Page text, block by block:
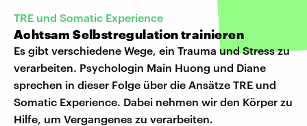
TRE und Somatic Experience
Achtsam Selbstregulation trainieren
Es gibt verschiedene Wege, ein Trauma und Stress zu
verarbeiten. Psychologin Main Huong und Diane
sprechen in dieser Folge über die Ansätze TRE und
Somatic Experience. Dabei nehmen wir den Körper zu
Hilfe, um Vergangenes zu verarbeiten.